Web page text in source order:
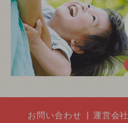
お問い合わせ 運営会社